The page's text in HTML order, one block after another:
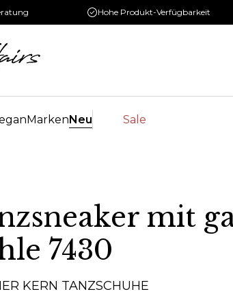
Hohe Produkt-Verfügbarkeit
MarkenNeu Sale
mit
7430
KERN TANZSCHUHE